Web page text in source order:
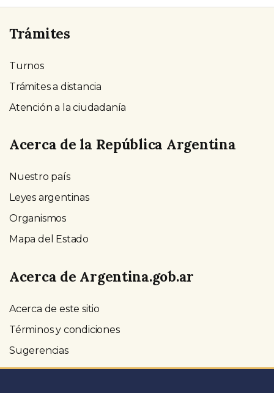
Trámites
Turnos
Trámites a distancia
Atención a la ciudadanía
Acerca de la República Argentina
Nuestro país
Leyes argentinas
Organismos
Mapa del Estado
Acerca de Argentina.gob.ar
Acerca de este sitio
Términos y condiciones
Sugerencias